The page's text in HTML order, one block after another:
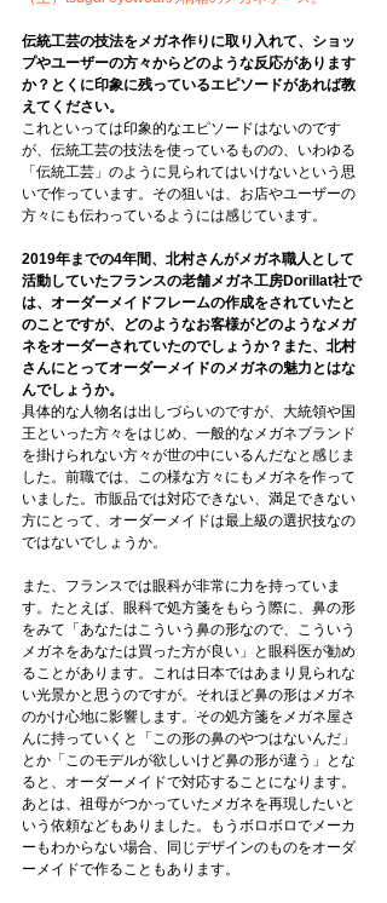
伝統工芸の技法をメガネ作りに取り入れて、ショッ
プやユーザーの方々からどのような反応があります
か？とくに印象に残っているエピソードがあれば教
えてください。
これといっては印象的なエピソードはないのです
が、伝統工芸の技法を使っているものの、いわゆる
「伝統工芸」のように見られてはいけないという思
いで作っています。その狙いは、お店やユーザーの
方々にも伝わっているようには感じています。
2019年までの4年間、北村さんがメガネ職人として
活動していたフランスの老舗メガネ工房Dorillat社で
は、オーダーメイドフレームの作成をされていたと
のことですが、どのようなお客様がどのようなメガ
ネをオーダーされていたのでしょうか？また、北村
さんにとってオーダーメイドのメガネの魅力とはな
んでしょうか。
具体的な人物名は出しづらいのですが、大統領や国
王といった方々をはじめ、一般的なメガネブランド
を掛けられない方々が世の中にいるんだなと感じま
した。前職では、この様な方々にもメガネを作って
いました。市販品では対応できない、満足できない
方にとって、オーダーメイドは最上級の選択技なの
ではないでしょうか。
また、フランスでは眼科が非常に力を持っていま
す。たとえば、眼科で処方箋をもらう際に、鼻の形
をみて「あなたはこういう鼻の形なので、こういう
メガネをあなたは買った方が良い」と眼科医が勧め
ることがあります。これは日本ではあまり見られな
い光景かと思うのですが。それほど鼻の形はメガネ
のかけ心地に影響します。その処方箋をメガネ屋さ
んに持っていくと「この形の鼻のやつはないんだ」
とか「このモデルが欲しいけど鼻の形が違う」とな
ると、オーダーメイドで対応することになります。
あとは、祖母がつかっていたメガネを再現したいと
いう依頼などもありました。もうボロボロでメーカ
ーもわからない場合、同じデザインのものをオーダ
ーメイドで作ることもあります。